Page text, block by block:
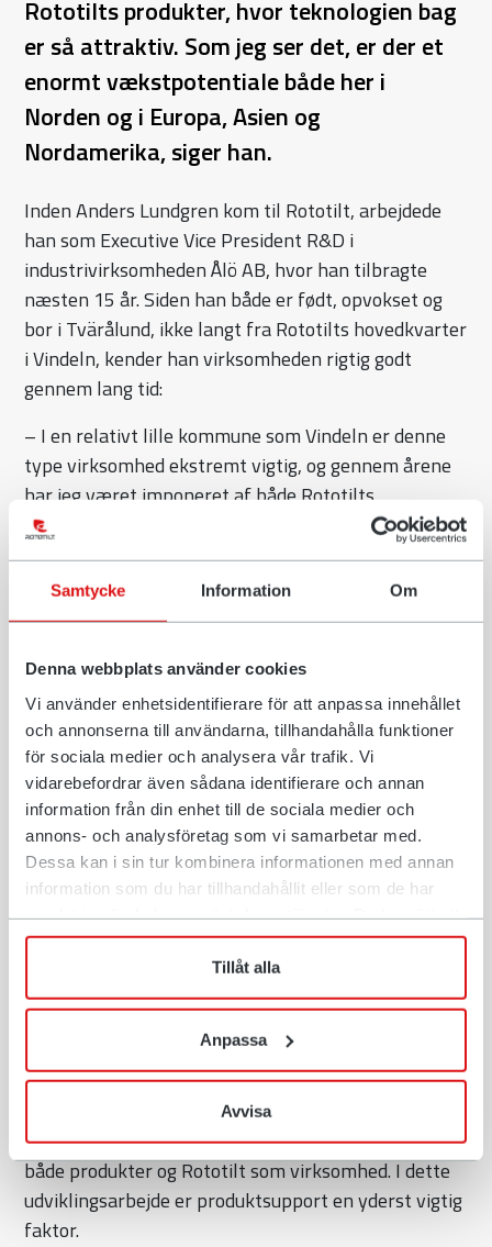
Samtycke Information Om
Denna webbplats använder cookies
Vi använder enhetsidentifierare för att anpassa innehållet
och annonserna till användarna, tillhandahålla funktioner
för sociala medier och analysera vår trafik. Vi
vidarebefordrar även sådana identifierare och annan
information från din enhet till de sociala medier och
annons- och analysföretag som vi samarbetar med.
Dessa kan i sin tur kombinera informationen med annan
information som du har tillhandahållit eller som de har
när som helst återkalla ditt lämnade samtycke.
Tillåt alla
Anpassa
Avvisa
Rototilts produkter, hvor teknologien bag
er så attraktiv. Som jeg ser det, er der et
enormt vækstpotentiale både her i
Norden og i Europa, Asien og
Nordamerika, siger han.
Inden Anders Lundgren kom til Rototilt, arbejdede
han som Executive Vice President R&D i
industrivirksomheden Ålö AB, hvor han tilbragte
næsten 15 år. Siden han både er født, opvokset og
bor i Tvärålund, ikke langt fra Rototilts hovedkvarter
i Vindeln, kender han virksomheden rigtig godt
gennem lang tid:
– I en relativt lille kommune som Vindeln er denne
type virksomhed ekstremt vigtig, og gennem årene
har jeg været imponeret af både Rototilts
vækstrejse og udviklingen af produkterne. Desuden
var der også de lidt blødere værdier, som tiltalte mig,
f.eks. omkring ejerfamiliens personalepolitik og den
trivsel, der skabes på arbejdspladsen. Det kan
bidrager til ro og sikkerhed for personalet.
Nøjagtig som titlen Global Director Product Planning
& Support antyder, er det en rolle, som omfatter
ansvar både hvad angår produkter og eftermarked.
Desuden er han ansvarlig for projektkontoret for
produktudvikling. Anders Lundgren fortæller:
– Jeg ser produktplanlægning som en central del af
min rolle. Når vi forstår kundens udfordringer og
behov, kan vi udvikle produkter, der opfylder deres
forventninger. Vores hovedopgave hos Rototilt er
netop at forsyne vores kunder med løsninger, der
gør deres arbejde nemt og effektivt, og det vi gør ved
at ramme rigtigt med vores produkter.
Rototilt har arbejdet intensivt på at udvikle
kunderejsen og skabe en endnu bedre oplevelse af
både produkter og Rototilt som virksomhed. I dette
udviklingsarbejde er produktsupport en yderst vigtig
faktor.